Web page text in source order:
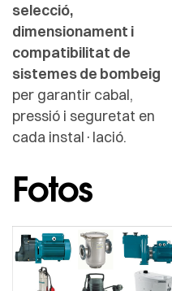
selecció,
dimensionament i
compatibilitat de
sistemes de bombeig
per garantir cabal,
pressió i seguretat en
cada instal·lació.
Fotos